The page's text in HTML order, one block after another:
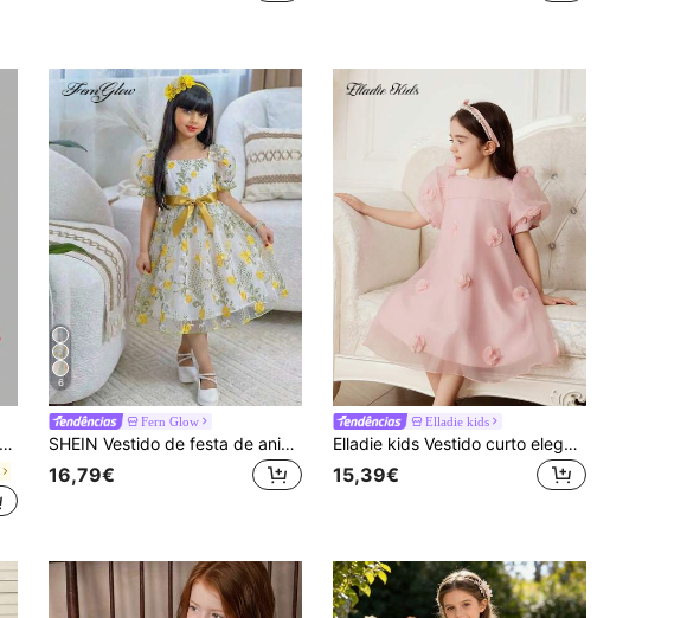
6
Fern Glow
SHEIN Vestido de festa de aniversário com bordado em tule, decote quadrado, mangas pétala e cinto, ideal para férias de verão para meninas.
16,79€
Elladie kids
Elladie kids Vestido curto elegante de manga curta com estampa floral 3D em cor sólida para menina
15,39€